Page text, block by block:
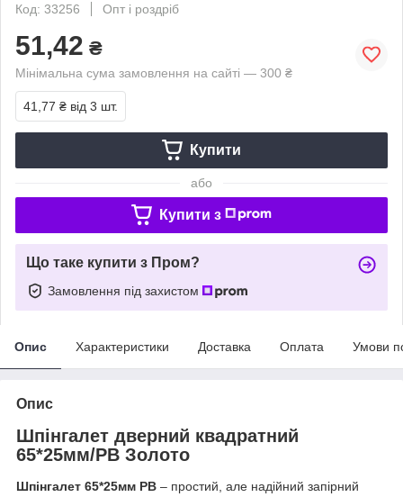
Код: 33256
Опт і роздріб
51,42 ₴
Мінімальна сума замовлення на сайті — 300 ₴
41,77 ₴ від 3 шт.
Купити
або
Купити з
Що таке купити з Пром?
Замовлення під захистом
Опис Характеристики Доставка Оплата Умови
Опис
Шпінгалет дверний квадратний
65*25мм/PB Золото
Шпінгалет 65*25мм PB – простий, але надійний запірний